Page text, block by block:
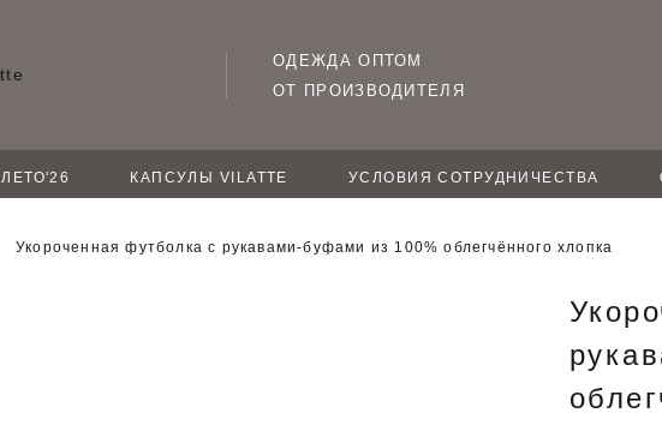
ОДЕЖДА ОПТОМ
ОТ ПРОИЗВОДИТЕЛЯ
ЛЕТО'26 КАПСУЛЫ VILATTE УСЛОВИЯ СОТРУДНИЧЕСТВА
Укороченная футболка с рукавами-буфами из 100% облегчённого хлопка